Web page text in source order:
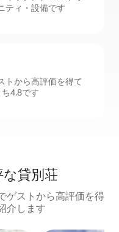
ティ・設備です
トから高評価を得て
4.8です
貸別荘
ゲストから高評価を得
介します